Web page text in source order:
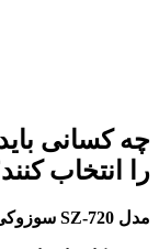
را انتخاب
مدل SZ-720 سوزوکی